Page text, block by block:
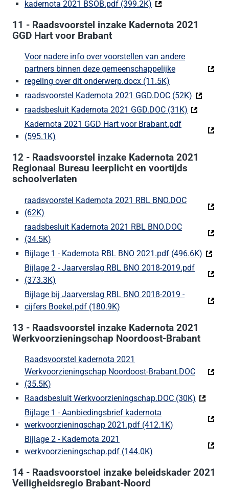
kadernota 2021 BSOB.pdf (399.2K) (Deze link gaat naar
11 - Raadsvoorstel inzake Kadernota 2021
GGD Hart voor Brabant
Voor nadere info over voorstellen van andere
partners binnen deze gemeenschappelijke
regeling over dit onderwerp.docx (11.5K)
raadsvoorstel Kadernota 2021 GGD.DOC (52K) (Deze
raadsbesluit Kadernota 2021 GGD.DOC (31K) (Deze link
Kadernota 2021 GGD Hart voor Brabant.pdf
(595.1K)
12 - Raadsvoorstel inzake Kadernota 2021
Regionaal Bureau leerplicht en voortijds
schoolverlaten
raadsvoorstel Kadernota 2021 RBL BNO.DOC
(62K)
raadsbesluit Kadernota 2021 RBL BNO.DOC
(34.5K)
Bijlage 1 - Kadernota RBL BNO 2021.pdf (496.6K) (Deze
Bijlage 2 - Jaarverslag RBL BNO 2018-2019.pdf
(373.3K)
Bijlage bij Jaarverslag RBL BNO 2018-2019 -
cijfers Boekel.pdf (180.9K) (Deze link gaat naar een
13 - Raadsvoorstel inzake Kadernota 2021
Werkvoorzieningschap Noordoost-Brabant
Raadsvoorstel kadernota 2021
Werkvoorzieningschap Noordoost-Brabant.DOC
(35.5K)
Raadsbesluit Werkvoorzieningschap.DOC (30K) (Deze
Bijlage 1 - Aanbiedingsbrief kadernota
werkvoorzieningschap 2021.pdf (412.1K) (Deze link
Bijlage 2 - Kadernota 2021
werkvoorzieningschap.pdf (144.0K) (Deze link gaat
14 - Raadsvoorstoel inzake beleidskader 2021
Veiligheidsregio Brabant-Noord